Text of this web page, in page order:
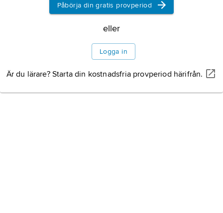
Påbörja din gratis provperiod
eller
Logga in
Är du lärare? Starta din kostnadsfria provperiod härifrån.